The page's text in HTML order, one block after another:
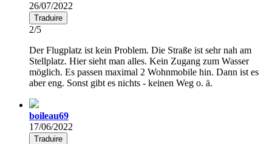
26/07/2022
Traduire
2/5
Der Flugplatz ist kein Problem. Die Straße ist sehr nah am
Stellplatz. Hier sieht man alles. Kein Zugang zum Wasser
möglich. Es passen maximal 2 Wohnmobile hin. Dann ist es
aber eng. Sonst gibt es nichts - keinen Weg o. ä.
boileau69
17/06/2022
Traduire